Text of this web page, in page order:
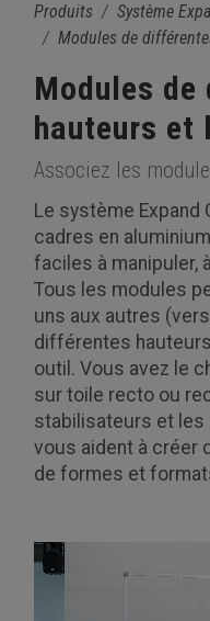
Produits
Système
Modules de
Modules
hauteurs et
Associez les
Le système Expand
cadres en
faciles à manipuler,
Tous les modules
uns aux autres
différentes
outil. Vous avez le
sur toile recto ou
stabilisateurs et
vous aident à créer
de formes et